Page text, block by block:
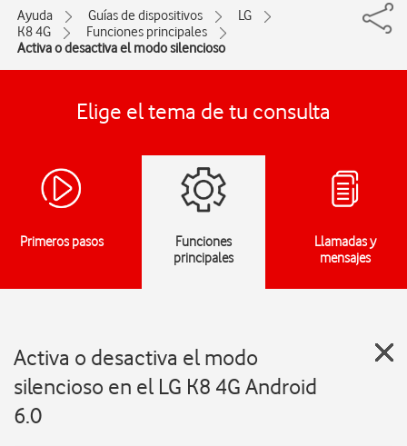
Ayuda Guías de dispositivos
LG
K8 4G
Funciones principales
Activa o desactiva el modo silencioso
Elige el tema de tu consulta
Primeros pasos
Funciones
principales
Llamadas y
mensajes
Activa o desactiva el modo
silencioso en el LG K8 4G Android
6.0